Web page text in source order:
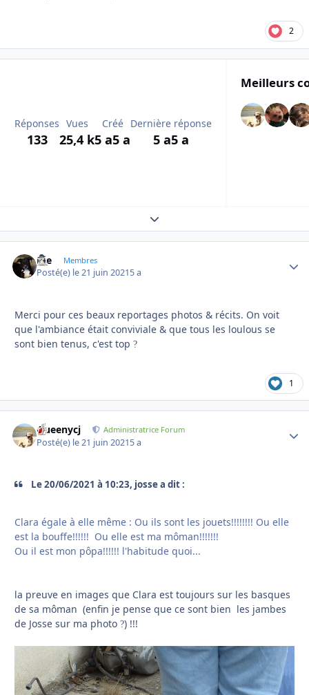
2
Réponses
133
Vues
25,4 k
Créé
5 a5 a
Dernière réponse
5 a5 a
Meilleurs
Expand topic overview
Joe Membres
Posté(e) le 21 juin 20215 a
Merci pour ces beaux reportages photos & récits. On voit
que l'ambiance était conviviale & que tous les loulous se
sont bien tenus, c'est top ?
1
Queenycj Administratrice Forum
Posté(e) le 21 juin 20215 a
Le 20/06/2021 à 10:23, josse a dit :
Clara égale à elle même : Ou ils sont les jouets!!!!!!!! Ou elle
est la bouffe!!!!!! Ou elle est ma môman!!!!!!!
Ou il est mon pôpa!!!!!! l'habitude quoi...
la preuve en images que Clara est toujours sur les basques
de sa môman (enfin je pense que ce sont bien les jambes
de Josse sur ma photo ?) !!!